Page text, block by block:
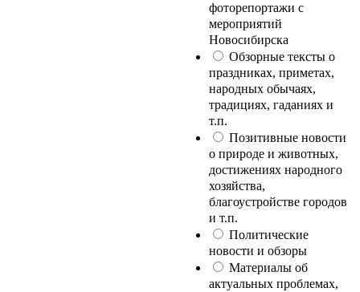
фоторепортажи с
мероприятий
Новосибирска
Обзорные тексты о
праздниках, приметах,
народных обычаях,
традициях, гаданиях и
т.п.
Позитивные новости
о природе и животных,
достижениях народного
хозяйства,
благоустройстве городов
и т.п.
Политические
новости и обзоры
Материалы об
актуальных проблемах,